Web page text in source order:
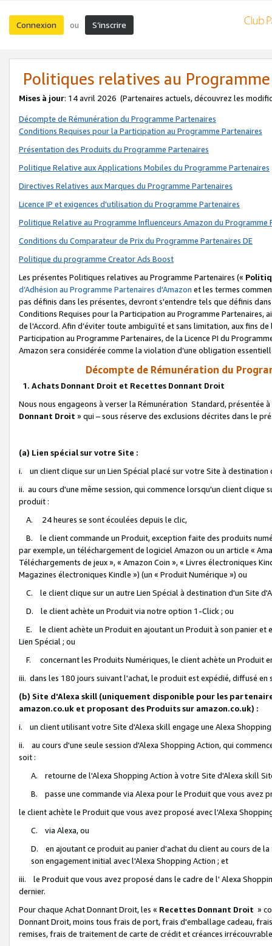
Connexion ou S’inscrire
Politiques relatives au
Mises à jour: 14 avril 2026 (Partenaires actuels, découvrez les
Décompte de Rémunération du Programme Partenaires
Conditions Requises pour la Participation au Programme Partenaires
Présentation des Produits du Programme Partenaires
Politique Relative aux Applications Mobiles du Programme Partenaires
Directives Relatives aux Marques du Programme Partenaires
Licence IP et exigences d'utilisation du Programme Partenaires
Politique Relative au Programme Influenceurs Amazon du Programme
Conditions du Comparateur de Prix du Programme Partenaires DE
Politique du programme Creator Ads Boost
Les présentes Politiques relatives au Programme Partenaires («
d’Adhésion au Programme Partenaires d'Amazon et les termes
pas définis dans les présentes, devront s'entendre tels que définis
Conditions Requises pour la Participation au Programme Partenaires,
de l'Accord. Afin d’éviter toute ambiguïté et sans limitation, aux fins
Participation au Programme Partenaires, de la Licence PI du
Amazon sera considérée comme la violation d’une obligation
Décompte de Rémunération du
1. Achats Donnant Droit et Recettes Donnant Droit
Nous nous engageons à verser la Rémunération Standard, présentée
Donnant Droit » qui – sous réserve des exclusions décrites dans le
(a) Lien spécial sur votre Site :
i. un client clique sur un Lien Spécial placé sur votre Site à destination
ii. au cours d'une même session, qui commence lorsqu'un client
produit :
A. 24 heures se sont écoulées depuis le clic,
B. le client commande un Produit, exception faite des produits
par exemple, un téléchargement de logiciel Amazon ou un article «
Téléchargements de jeux », « Amazon Coin », « Livres électroniques
Magazines électroniques Kindle ») (un « Produit Numérique ») ou
C. le client clique sur un autre Lien Spécial à destination d'un Site
D. le client achète un Produit via notre option 1-Click ; ou
E. le client achète un Produit en ajoutant un Produit à son panier et
Lien Spécial ; ou
F. concernant les Produits Numériques, le client achète un Produit
iii. dans les 180 jours suivant l'achat, le produit est expédié, diffusé
(b) Site d'Alexa skill (uniquement disponible pour les
amazon.co.uk et proposant des Produits sur amazon.co.uk) :
i. un client utilisant votre Site d'Alexa skill engage une Alexa
ii. au cours d'une seule session d'Alexa Shopping Action, qui
soit :
A. retourne de l'Alexa Shopping Action à votre Site d'Alexa skill
B. passe une commande via Alexa pour le Produit que vous avez
le client achète le Produit que vous avez proposé avec l'Alexa
C. via Alexa, ou
D. en ajoutant ce produit au panier d'achat du client au cours de
son engagement initial avec l'Alexa Shopping Action ; et
iii. le Produit que vous avez proposé dans le cadre de l' Alexa
dernier.
Pour chaque Achat Donnant Droit, les « Recettes Donnant Droit »
Donnant Droit, moins tous frais de port, frais d'emballage cadeau,
remises, frais de traitement de carte de crédit et créances